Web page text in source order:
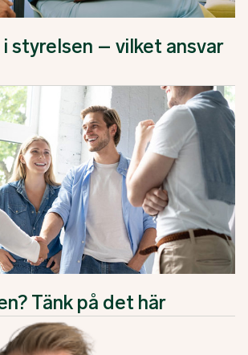
i styrelsen – vilket ansvar
Tänk på det här